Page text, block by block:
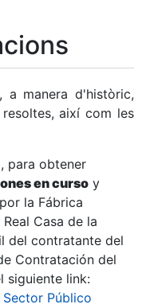
a manera d'històric,
així com les
para obtener
en curso y
la Fábrica
Casa de la
del contratante del
Contratación del
siguiente link:
Público